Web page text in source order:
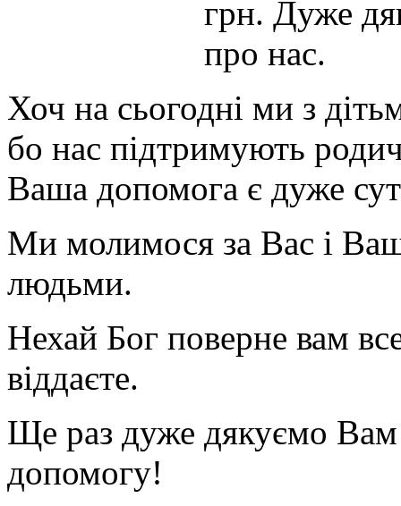
грн. Дуже
про нас.
Хоч на сьогодні ми з
бо нас підтримують
Ваша допомога є дуже
Ми молимося за Вас і
людьми.
Нехай Бог поверне вам
віддаєте.
Ще раз дуже дякуємо
допомогу!